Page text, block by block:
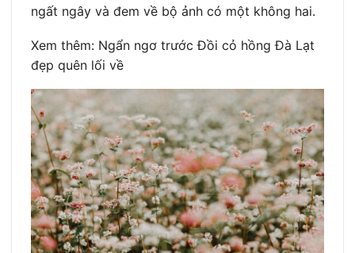
ngất ngây và đem về bộ ảnh có một không hai.
Xem thêm: Ngẩn ngơ trước Đồi cỏ hồng Đà Lạt
đẹp quên lối về